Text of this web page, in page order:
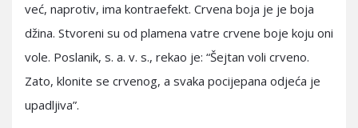
već, naprotiv, ima kontraefekt. Crvena boja je je boja
džina. Stvoreni su od plamena vatre crvene boje koju oni
vole. Poslanik, s. a. v. s., rekao je: “Šejtan voli crveno.
Zato, klonite se crvenog, a svaka pocijepana odjeća je
upadljiva”.